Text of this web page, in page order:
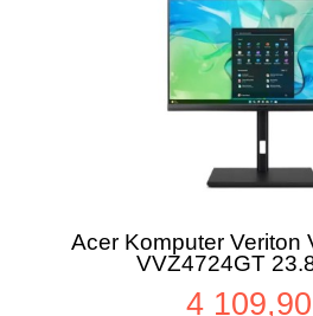
Acer Komputer Veriton
VVZ4724GT
Site
4 109,90